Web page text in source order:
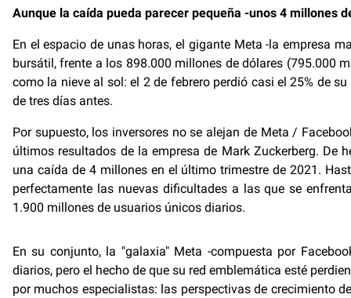
Aunque la caída pueda parecer pequeña -unos 4 millones
En el espacio de unas horas, el gigante Meta -la empresa
bursátil, frente a los 898.000 millones de dólares (795.000
como la nieve al sol: el 2 de febrero perdió casi el 25% de
de tres días antes.
Por supuesto, los inversores no se alejan de Meta /
últimos resultados de la empresa de Mark Zuckerberg. De
una caída de 4 millones en el último trimestre de 2021.
perfectamente las nuevas dificultades a las que se
1.900 millones de usuarios únicos diarios.
En su conjunto, la "galaxia" Meta -compuesta por
diarios, pero el hecho de que su red emblemática esté
por muchos especialistas: las perspectivas de crecimiento